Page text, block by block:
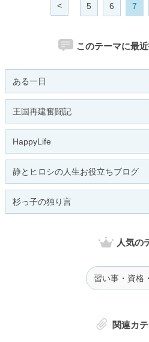
< 5 6 7
このテーマに最
ある一日
王国再建奮闘記
HappyLife
静とヒロシの人生お役立ちブログ
杉っ子の独り言
人気の
習い事・資格
関連カ